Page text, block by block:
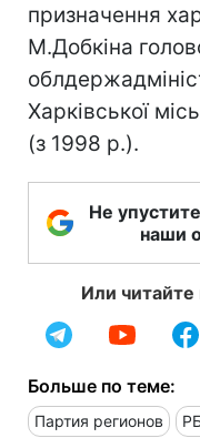
призначення
М.Добкіна
Харківської
(з 1998 р.).
Не
наши
Или читайте
Больше по теме:
Партия регионов